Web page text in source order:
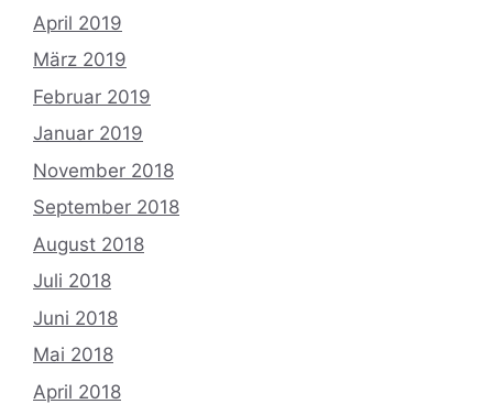
April 2019
März 2019
Februar 2019
Januar 2019
November 2018
September 2018
August 2018
Juli 2018
Juni 2018
Mai 2018
April 2018